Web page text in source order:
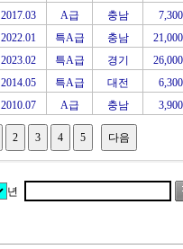
2017.03 A급 충남
2022.01 특A급 충남
2023.02 특A급 경기
2014.05 특A급 대전
2010.07 A급 충남
년